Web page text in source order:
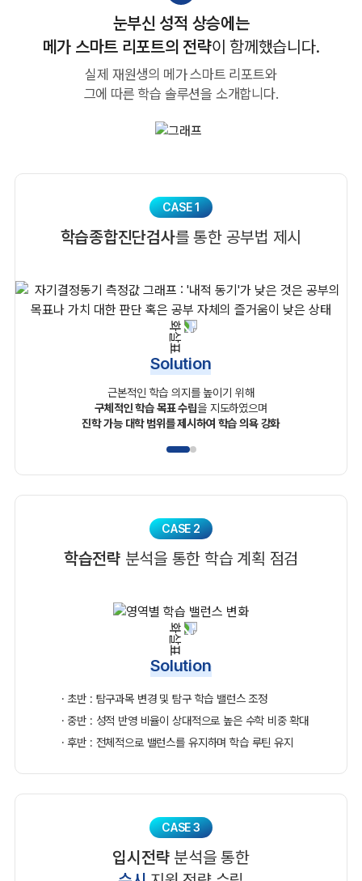
눈부신 성적 상승에는
메가 스마트 리포트의 전략이 함께했습니다.
실제 재원생의 메가 스마트 리포트와
그에 따른 학습 솔루션을 소개합니다.
CASE 1
학습종합진단검사를 통한 공부법 제시
Solution
근본적인 학습 의지를 높이기 위해
구체적인 학습 목표 수립을 지도하였으며
진학 가능 대학 범위를 제시하여 학습 의욕 강화
CASE 2
학습전략 분석을 통한 학습 계획 점검
Solution
· 초반 : 탐구과목 변경 및 탐구 학습 밸런스 조정
· 중반 : 성적 반영 비율이 상대적으로 높은 수학 비중 확대
· 후반 : 전체적으로 밸런스를 유지하며 학습 루틴 유지
CASE 3
입시전략 분석을 통한